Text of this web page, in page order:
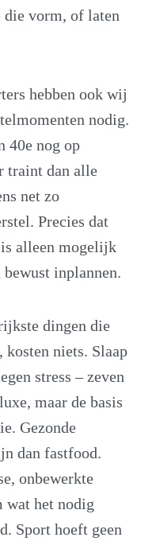
die vorm, of laten
hebben ook wij
nodig.
40e nog op
traint dan alle
net zo
Precies dat
alleen mogelijk
bewust inplannen.
dingen die
kosten niets. Slaap
stress – zeven
maar de basis
Gezonde
dan fastfood.
onbewerkte
wat het nodig
Sport hoeft geen